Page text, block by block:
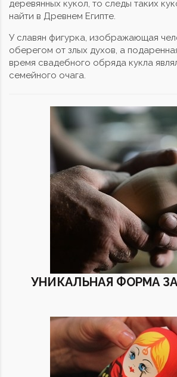
деревянных кукол, то следы таких
найти в Древнем Египте.
У славян фигурка, изображающая
оберегом от злых духов, а
время свадебного обряда кукла
семейного очага.
УНИКАЛЬНАЯ ФОРМА